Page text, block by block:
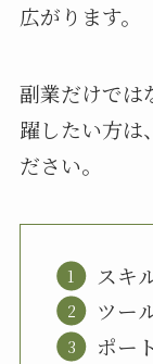
広がります。
副業だけでは
躍したい方は
ださい。
スキ
ツー
ポー